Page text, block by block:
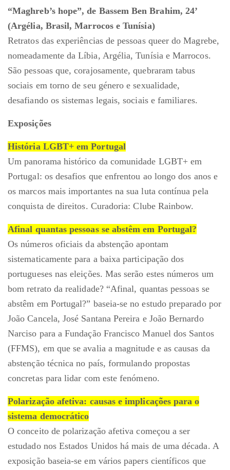
“Maghreb’s hope”, de Bassem Ben Brahim, 24’
(Argélia, Brasil, Marrocos e Tunísia)
Retratos das experiências de pessoas queer do Magrebe,
nomeadamente da Líbia, Argélia, Tunísia e Marrocos.
São pessoas que, corajosamente, quebraram tabus
sociais em torno de seu género e sexualidade,
desafiando os sistemas legais, sociais e familiares.
Exposições
História LGBT+ em Portugal
Um panorama histórico da comunidade LGBT+ em
Portugal: os desafios que enfrentou ao longo dos anos e
os marcos mais importantes na sua luta contínua pela
conquista de direitos. Curadoria: Clube Rainbow.
Afinal quantas pessoas se abstêm em Portugal?
Os números oficiais da abstenção apontam
sistematicamente para a baixa participação dos
portugueses nas eleições. Mas serão estes números um
bom retrato da realidade? “Afinal, quantas pessoas se
abstêm em Portugal?” baseia-se no estudo preparado por
João Cancela, José Santana Pereira e João Bernardo
Narciso para a Fundação Francisco Manuel dos Santos
(FFMS), em que se avalia a magnitude e as causas da
abstenção técnica no país, formulando propostas
concretas para lidar com este fenómeno.
Polarização afetiva: causas e implicações para o
sistema democrático
O conceito de polarização afetiva começou a ser
estudado nos Estados Unidos há mais de uma década. A
exposição baseia-se em vários papers científicos que